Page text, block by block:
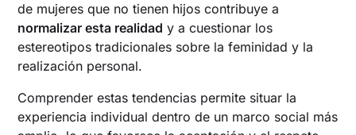
de mujeres que no tienen hijos contribuye a
normalizar esta realidad y a cuestionar los
estereotipos tradicionales sobre la feminidad y la
realización personal.
Comprender estas tendencias permite situar la
experiencia individual dentro de un marco social más